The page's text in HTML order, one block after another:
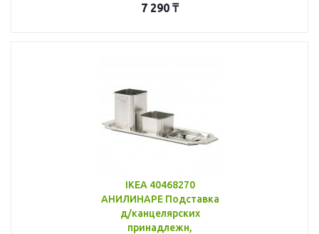
7 290 ₸
IKEA 40468270
АНИЛИНАРЕ Подставка
д/канцелярских
принадлежн,